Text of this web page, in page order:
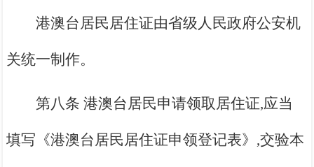
港澳台居民居住证由省级人民政府公安机
关统一制作。
第八条 港澳台居民申请领取居住证,应当
填写《港澳台居民居住证申领登记表》,交验本